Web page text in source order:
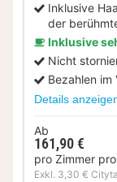
Inklusive
der
Inklusive
Nicht
Bezahlen im
Details
Ab
161,90 €
pro Zimmer
Exkl. 3,30 €